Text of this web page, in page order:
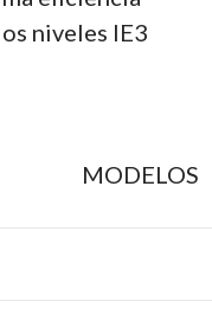
niveles IE3